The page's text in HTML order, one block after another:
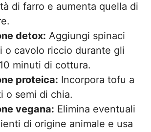
di farro e aumenta quella di
detox: Aggiungi spinaci
o cavolo riccio durante gli
minuti di cottura.
proteica: Incorpora tofu a
o semi di chia.
vegana: Elimina eventuali
di origine animale e usa